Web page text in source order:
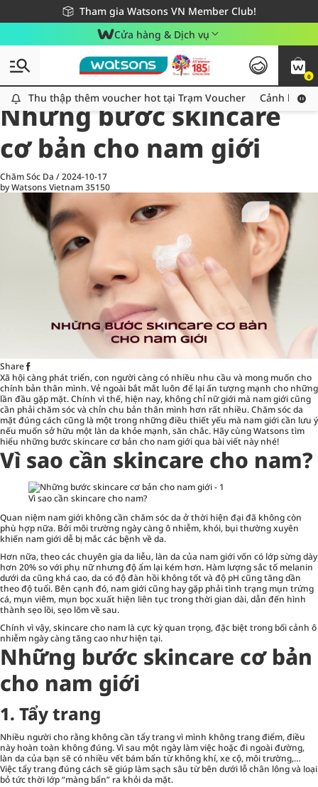
Tham gia Watsons VN Member Club!
Miễn phí giao hàng cho đơn hàng từ 249,000Đ
Giao hàng nhanh 24h - Áp dụng khu vực TP. Hồ Chí Minh
Cửa hàng & Dịch vụ
0
Thu thập thêm voucher hot tại Trạm Voucher
Thu thập thêm voucher hot tại Trạm Voucher Cảnh báo
All
Chăm Sóc Cá Nhân
Những bước skincare
cơ bản cho nam giới
Chăm Sóc Da /2024-10-17
by Watsons Vietnam35150
Share
Xã hội càng phát triển, con người càng có nhiều nhu cầu và mong muốn cho
chính bản thân mình. Vẻ ngoài bắt mắt luôn để lại ấn tượng mạnh cho những
lần đầu gặp mặt. Chính vì thế, hiện nay, không chỉ nữ giới mà nam giới cũng
cần phải chăm sóc và chỉn chu bản thân mình hơn rất nhiều. Chăm sóc da
mặt đúng cách cũng là một trong những điều thiết yếu mà nam giới cần lưu ý
nếu muốn sở hữu một làn da khỏe mạnh, săn chắc. Hãy cùng Watsons tìm
hiểu những bước skincare cơ bản cho nam giớiqua bài viết này nhé!
Vì sao cần skincare cho nam?
Vì sao cần skincare cho nam?
Quan niệm nam giới không cần chăm sóc da ở thời hiện đại đã không còn
phù hợp nữa. Bởi môi trường ngày càng ô nhiễm, khói, bụi thường xuyên
khiến nam giới dễ bị mắc các bệnh về da.
Hơn nữa, theo các chuyên gia da liễu, làn da của nam giới vốn có lớp sừng dày
hơn 20% so với phụ nữ nhưng độ ẩm lại kém hơn. Hàm lượng sắc tố melanin
dưới da cũng khá cao, da có độ đàn hồi không tốt và độ pH cũng tăng dần
theo độ tuổi. Bên cạnh đó, nam giới cũng hay gặp phải tình trạng mụn trứng
cá, mụn viêm, mụn bọc xuất hiện liên tục trong thời gian dài, dẫn đến hình
thành sẹo lồi, sẹo lõm về sau.
Chính vì vậy, skincare cho nam là cực kỳ quan trọng, đặc biệt trong bối cảnh ô
nhiễm ngày càng tăng cao như hiện tại.
Những bước skincare cơ bản
cho nam giới
1. Tẩy trang
Nhiều người cho rằng không cần tẩy trang vì mình không trang điểm, điều
này hoàn toàn không đúng. Vì sau một ngày làm việc hoặc đi ngoài đường,
làn da của bạn sẽ có nhiều vết bám bẩn từ không khí, xe cộ, môi trường,…
Việc tẩy trang đúng cách sẽ giúp làm sạch sâu từ bên dưới lỗ chân lông và loại
bỏ tức thời lớp “màng bẩn” ra khỏi da mặt.